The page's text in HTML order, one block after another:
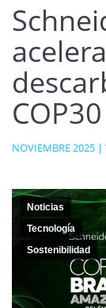
COP30
NOVIEMBRE 2025 |
Noticias
Tecnología
Sostenibilidad